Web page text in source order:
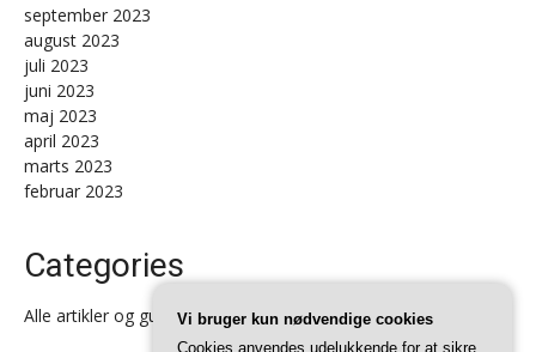
september 2023
august 2023
juli 2023
juni 2023
maj 2023
april 2023
marts 2023
februar 2023
Categories
Alle artikler og guidesVi bruger kun nødvendige cookies
Cookies anvendes udelukkende for at sikre,